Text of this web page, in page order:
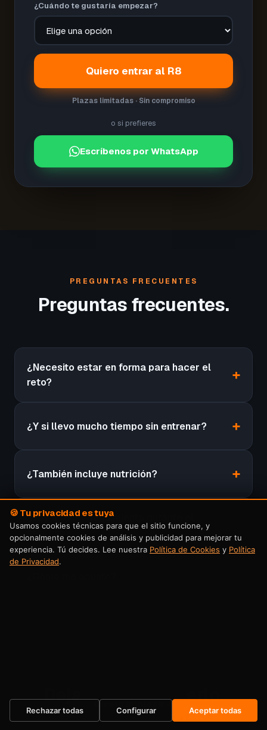
¿Cuándo te gustaría empezar?
Quiero entrar al R8
Plazas limitadas · Sin compromiso
o si prefieres
Escríbenos por WhatsApp
PREGUNTAS FRECUENTES
Preguntas frecuentes.
¿Necesito estar en forma para hacer el
reto?
¿Y si llevo mucho tiempo sin entrenar?
¿También incluye nutrición?
¿Voy a tener seguimiento durante el
proceso?
Dejas de posponerlo.
Empiezas ahora.
Quiero mi plaza →
🍪 Tu privacidad es tuya
Usamos cookies técnicas para que el sitio funcione, y
opcionalmente cookies de análisis y publicidad para mejorar tu
experiencia. Tú decides. Lee nuestra Política de Cookies y Política
de Privacidad.
Rechazar todas Configurar Aceptar todas